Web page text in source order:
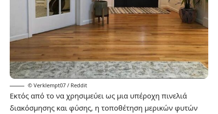
© Verklempt07 / Reddit
Εκτός από το να χρησιμεύει ως μια υπέροχη πινελιά
διακόσμησης και φύσης, η τοποθέτηση μερικών φυτών